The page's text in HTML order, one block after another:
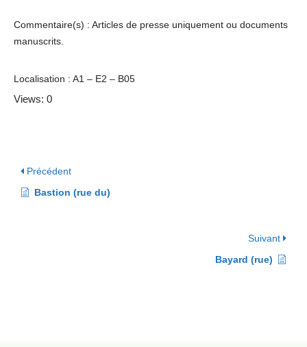
Commentaire(s) : Articles de presse uniquement ou documents
manuscrits.
Localisation : A1 – E2 – B05
Views: 0
Précédent
Bastion (rue du)
Suivant
Bayard (rue)